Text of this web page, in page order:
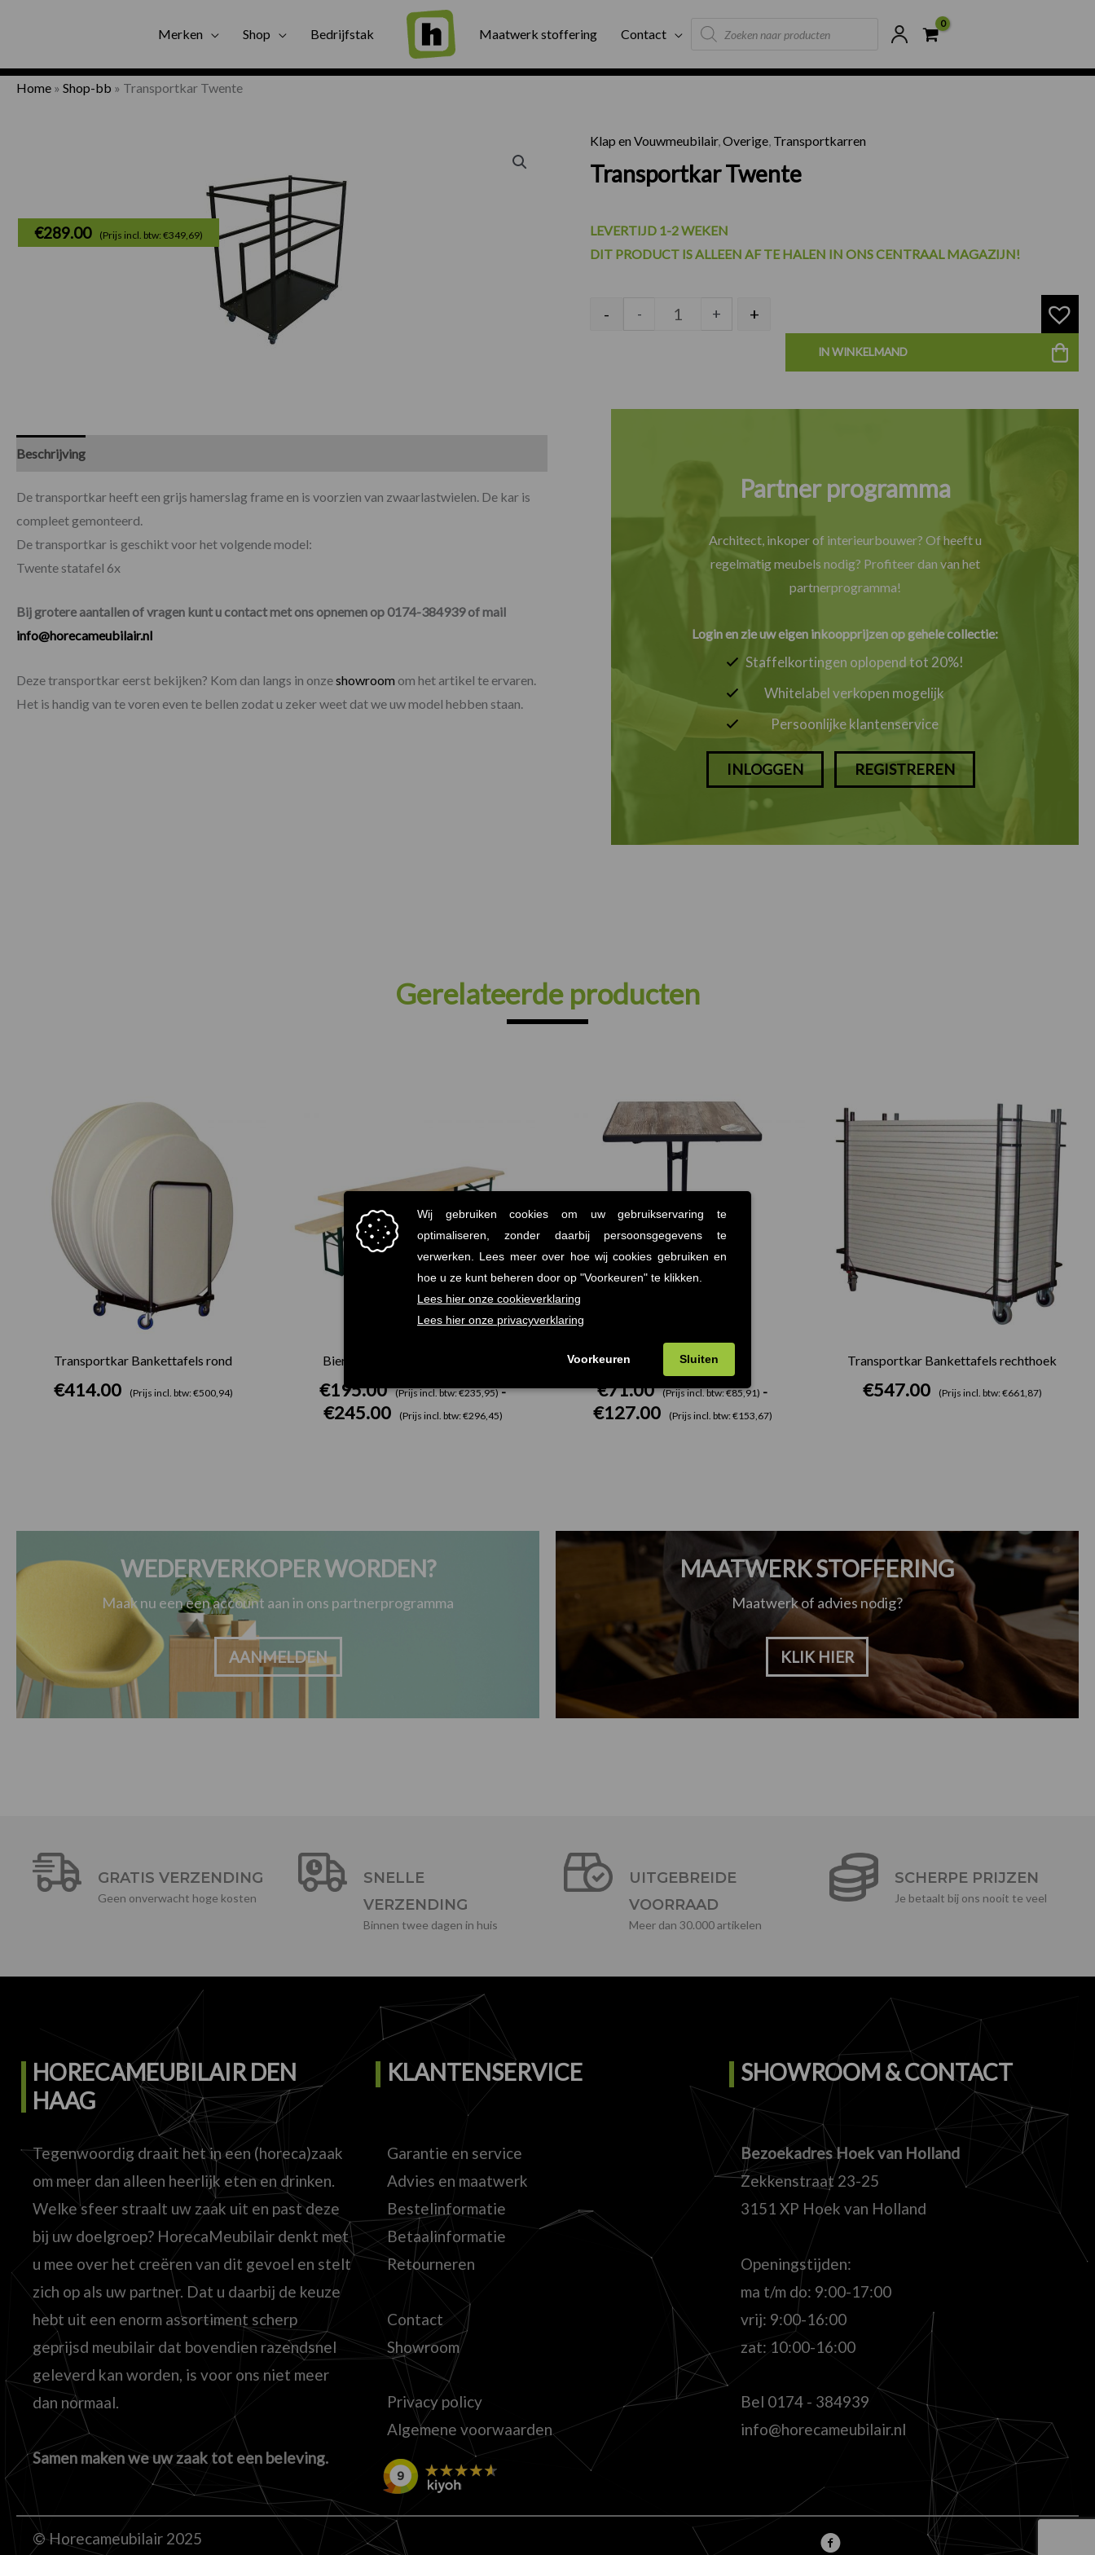
Merken Shop Bedrijfstak Maatwerk stoffering Contact
Products
search
Gratis bezorging Binnen twee werkdagen geleverd Externe voorraad Scherpste prijzen van NL
Home » Shop-bb » Transportkar Twente
Klap en Vouwmeubilair,Overige, Transportkarren
Transportkar Twente
€289.00 (Prijs incl. btw: €349,69)
LEVERTIJD 1-2 WEKEN
DIT PRODUCT IS ALLEEN AF TE HALEN IN ONS CENTRAAL MAGAZIJN!
Transportkar Twente aantal
- - + +
IN WINKELMAND
Beschrijving
De transportkar heeft een grijs hamerslag frame en is voorzien van zwaarlastwielen. De kar is
compleet gemonteerd.
De transportkar is geschikt voor het volgende model:
Twente statafel 6x
Bij grotere aantallen of vragen kunt u contact met ons opnemen op 0174-384939 of mail
info@horecameubilair.nl
Deze transportkar eerst bekijken? Kom dan langs in onzeshowroom om het artikel te ervaren.
Het is handig van te voren even te bellen zodat u zeker weet dat we uw model hebben staan.
Partner programma
Architect, inkoper of interieurbouwer? Of heeft u
regelmatig meubels nodig? Profiteer dan van het
partnerprogramma!
Login en zie uw eigen inkoopprijzen op gehele collectie:
Staffelkortingen oplopend tot 20%!
Whitelabel verkopen mogelijk
Persoonlijke klantenservice
INLOGGEN REGISTREREN
Gerelateerde producten
Transportkar Bankettafels rond
€414.00 (Prijs incl. btw: €500,94)
Biertafel met bierbank Premium
€195.00 (Prijs incl. btw: €235,95) -
€245.00 (Prijs incl. btw: €296,45)
Limburg statafel
€71.00 (Prijs incl. btw: €85,91) -
€127.00 (Prijs incl. btw: €153,67)
Transportkar Bankettafels rechthoek
€547.00 (Prijs incl. btw: €661,87)
WEDERVERKOPER WORDEN?
Maak nu een een account aan in ons partnerprogramma
AANMELDEN
MAATWERK STOFFERING
Maatwerk of advies nodig?
KLIK HIER
GRATIS VERZENDING
Geen onverwacht hoge kosten
SNELLE
VERZENDING
Binnen twee dagen in huis
UITGEBREIDE
VOORRAAD
Meer dan 30.000 artikelen
SCHERPE PRIJZEN
Je betaalt bij ons nooit te veel
HORECAMEUBILAIR DEN
HAAG
Tegenwoordig draait het in een (horeca)zaak
om meer dan alleen heerlijk eten en drinken.
Welke sfeer straalt uw zaak uit en past deze
bij uw doelgroep? HorecaMeubilair denkt met
u mee over het creëren van dit gevoel en stelt
zich op als uw partner. Dat u daarbij de keuze
hebt uit een enorm assortiment scherp
geprijsd meubilair dat bovendien razendsnel
geleverd kan worden, is voor ons niet meer
dan normaal.
Samen maken we uw zaak tot een beleving.
KLANTENSERVICE
Garantie en service
Advies en maatwerk
Bestelinformatie
Betaalinformatie
Retourneren
Contact
Showroom
Privacy policy
Algemene voorwaarden
SHOWROOM & CONTACT
Bezoekadres Hoek van Holland
Zekkenstraat 23-25
3151 XP Hoek van Holland
Openingstijden:
ma t/m do: 9:00-17:00
vrij: 9:00-16:00
zat: 10:00-16:00
Bel 0174 - 384939
info@horecameubilair.nl
© Horecameubilair 2025